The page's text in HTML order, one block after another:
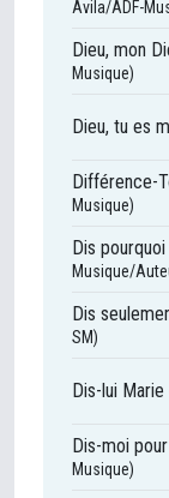
Avila/ADF-
Dieu, mon
Musique)
Dieu, tu es
Différence-
Musique)
Dis pourquoi
Musique/
Dis
SM)
Dis-lui Marie
Dis-moi
Musique)